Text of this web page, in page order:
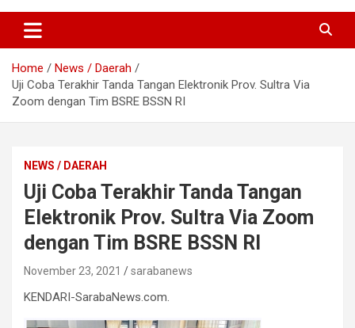
Home
News / Daerah
Uji Coba Terakhir Tanda Tangan Elektronik Prov. Sultra Via
Zoom dengan Tim BSRE BSSN RI
NEWS / DAERAH
Uji Coba Terakhir Tanda Tangan
Elektronik Prov. Sultra Via Zoom
dengan Tim BSRE BSSN RI
November 23, 2021 sarabanews
KENDARI-SarabaNews.com.